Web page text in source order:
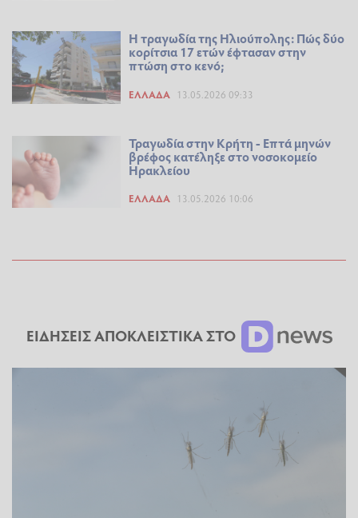
Η τραγωδία της Ηλιούπολης: Πώς δύο
κορίτσια 17 ετών έφτασαν στην
πτώση στο κενό;
ΕΛΛΆΔΑ 13.05.2026 09:33
Τραγωδία στην Κρήτη - Επτά μηνών
βρέφος κατέληξε στο νοσοκομείο
Ηρακλείου
ΕΛΛΆΔΑ 13.05.2026 10:06
ΕΙΔΗΣΕΙΣ ΑΠΟΚΛΕΙΣΤΙΚΑ ΣΤΟ